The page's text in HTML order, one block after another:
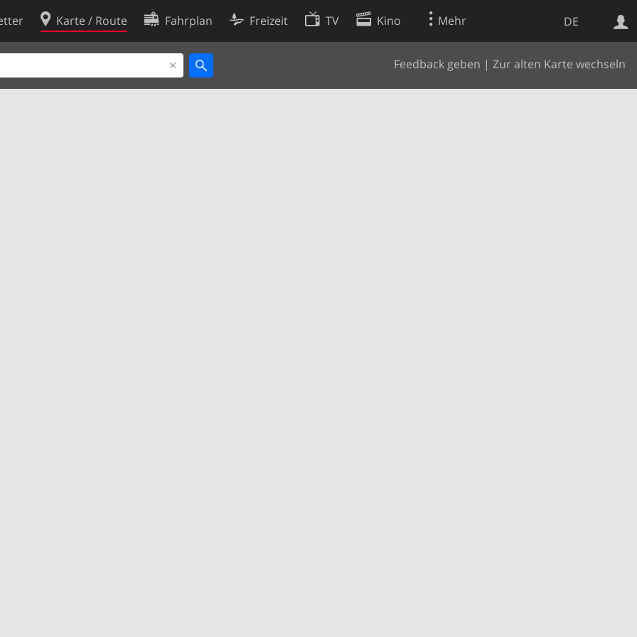
DE
Karte / Route Fahrplan Freizeit TV Kino Mehr
Feedback geben | Zur alten Karte wechseln
Websuche
Cookie-Richtlinie
Cookie-Einstellungen